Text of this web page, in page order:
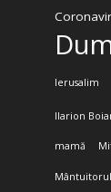
Ierusalim
Ilarion
mamă